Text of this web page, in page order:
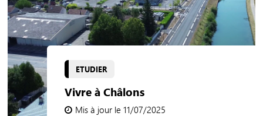
ETUDIER
Vivre à Châlons
Mis à jour le 11/07/2025